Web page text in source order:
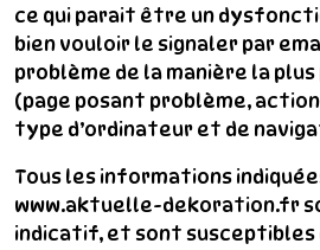
ce qui parait être un
bien vouloir le signaler par
problème de la manière la
(page posant problème,
type d’ordinateur et de
Tous les informations
www.aktuelle-dekoration.fr
indicatif, et sont susceptibles